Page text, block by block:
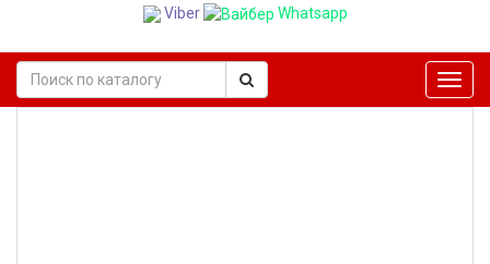
Viber Whatsapp